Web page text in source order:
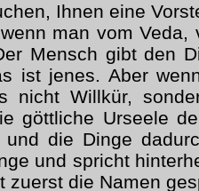
Ihnen eine
man vom Veda,
Mensch gibt den
ist jenes. Aber
nicht Willkür,
göttliche Urseele
und die Dinge
und spricht
zuerst die Namen